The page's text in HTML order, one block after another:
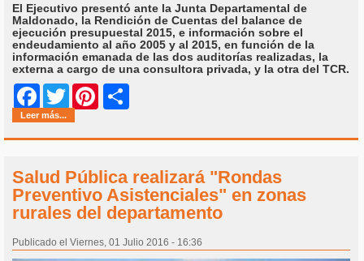
El Ejecutivo presentó ante la Junta Departamental de
Maldonado, la Rendición de Cuentas del balance de
ejecución presupuestal 2015, e información sobre el
endeudamiento al año 2005 y al 2015, en función de la
información emanada de las dos auditorías realizadas, la
externa a cargo de una consultora privada, y la otra del TCR.
Facebook
Twitter Pinterest
Leer más...
Salud Pública realizará "Rondas
Preventivo Asistenciales" en zonas
rurales del departamento
Publicado el Viernes, 01 Julio 2016 - 16:36